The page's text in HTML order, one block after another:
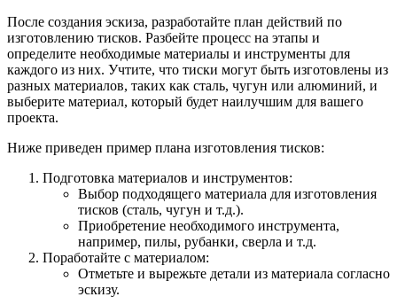
После создания эскиза, разработайте план действий по
изготовлению тисков. Разбейте процесс на этапы и
определите необходимые материалы и инструменты для
каждого из них. Учтите, что тиски могут быть изготовлены из
разных материалов, таких как сталь, чугун или алюминий, и
выберите материал, который будет наилучшим для вашего
проекта.
Ниже приведен пример плана изготовления тисков:
Подготовка материалов и инструментов:
Выбор подходящего материала для изготовления
тисков (сталь, чугун и т.д.).
Приобретение необходимого инструмента,
например, пилы, рубанки, сверла и т.д.
Поработайте с материалом:
Отметьте и вырежьте детали из материала согласно
эскизу.